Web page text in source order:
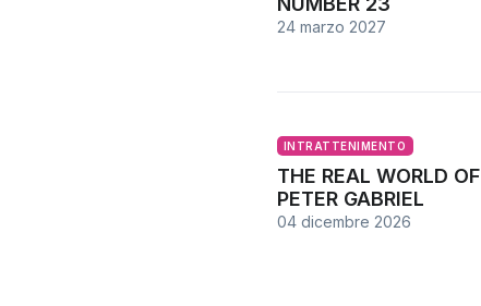
24 marzo 2027
INTRATTENIMENTO
THE REAL WORLD OF
PETER GABRIEL
04 dicembre 2026